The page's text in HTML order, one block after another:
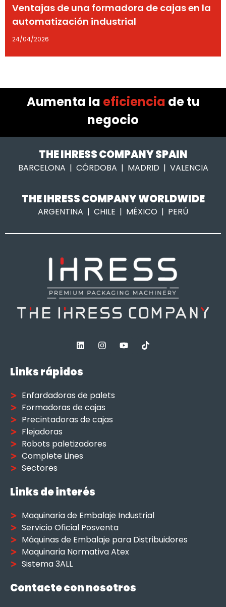
Ventajas de una formadora de cajas en la
automatización industrial
24/04/2026
Aumenta la eficiencia de tu
negocio
THE IHRESS COMPANY SPAIN
BARCELONA | CÓRDOBA | MADRID | VALENCIA
THE IHRESS COMPANY WORLDWIDE
ARGENTINA | CHILE | MÉXICO | PERÚ
Links rápidos
Enfardadoras de palets
Formadoras de cajas
Precintadoras de cajas
Flejadoras
Robots paletizadores
Complete Lines
Sectores
Links de interés
Maquinaria de Embalaje Industrial
Servicio Oficial Posventa
Máquinas de Embalaje para Distribuidores
Maquinaria Normativa Atex
Sistema 3ALL
Contacte con nosotros